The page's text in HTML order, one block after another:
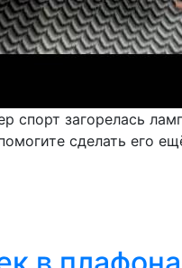
спорт загорелась
сделать его